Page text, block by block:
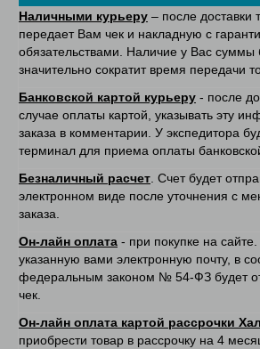
Наличными курьеру – после доставки
передает Вам чек и накладную с
обязательствами. Наличие у Вас суммы
значительно сократит время передачи
Банковской картой курьеру - после
случае оплаты картой, указывать эту
заказа в комментарии. У экспедитора
терминал для приема оплаты
Безналичный расчет . Счет будет
электронном виде после уточнения с
заказа.
Он-лайн оплата - при покупке на
указанную вами электронную почту, в
федеральным законом № 54-ФЗ будет
чек.
Он-лайн оплата картой рассрочки
приобрести товар в рассрочку на 4